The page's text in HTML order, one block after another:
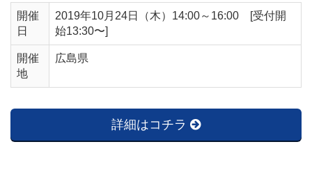
開催
日
2019年10月24日（木）14:00～16:00 [受付開
始13:30〜]
開催
地
広島県
詳細はコチラ